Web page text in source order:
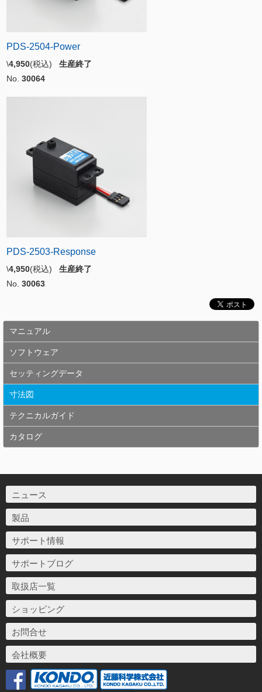
PDS-2504-Power
\4,950(税込) 生産終了
No. 30064
PDS-2503-Response
\4,950(税込) 生産終了
No. 30063
マニュアル
ソフトウェア
セッティングデータ
寸法図
テクニカルガイド
カタログ
ニュース
製品
サポート情報
サポートブログ
取扱店一覧
ショッピング
お問合せ
会社概要